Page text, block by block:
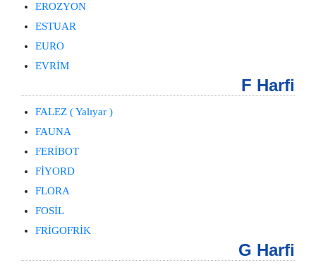
EROZYON
ESTUAR
EURO
EVRİM
F Harfi
FALEZ ( Yalıyar )
FAUNA
FERİBOT
FİYORD
FLORA
FOSİL
FRİGOFRİK
G Harfi